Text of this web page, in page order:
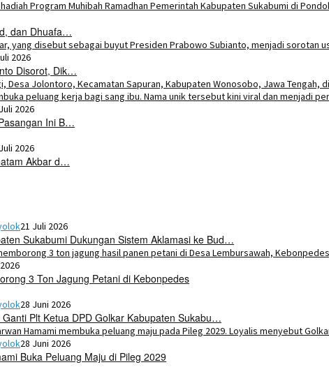
dan Dhuafa…
2026
Disorot, Dik…
2026
Ini B…
2026
Akbar d…
21 Juli 2026
Sukabumi Dukungan Sistem Aklamasi ke Bud…
3 Ton Jagung Petani di Kebonpedes
28 Juni 2026
Plt Ketua DPD Golkar Kabupaten Sukabu…
28 Juni 2026
Buka Peluang Maju di Pileg 2029